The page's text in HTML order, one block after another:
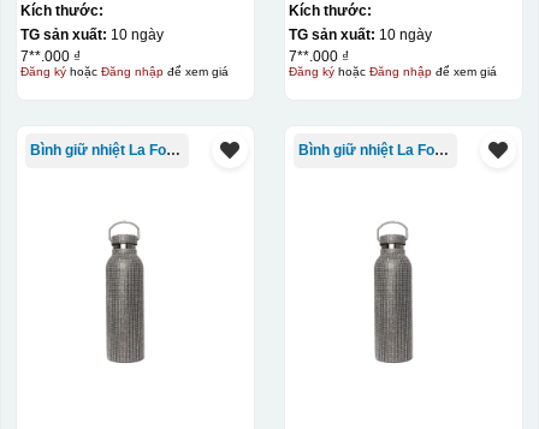
Kích thước:
TG sản xuất: 10 ngày
7**.000 ₫
Đăng kýhoặc Đăng nhậpđể xem giá
Kích thước:
TG sản xuất: 10 ngày
7**.000 ₫
Đăng kýhoặc Đăng nhậpđể xem giá
Bình giữ nhiệt La Fonte Bình giữ nhiệt La Fonte